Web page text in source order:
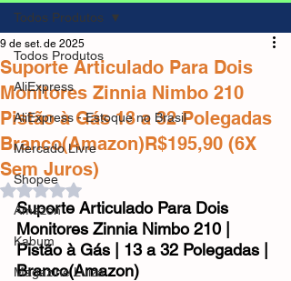
Todos Produtos
AliExpress
AliExpress - Estoque no Brasil
Mercado Livre
Shopee
Amazon
Kabum
Magazine Luiza
Todos Produtos
Suporte Articulado Para Dois
Monitores Zinnia Nimbo 210
Pistão à Gás 13 a 32 Polegadas
Branco(Amazon)R$195,90 (6X
Sem Juros)
9 de set. de 2025
Avaliado com NaN de 5 estrelas.
Suporte Articulado Para Dois
Monitores Zinnia Nimbo 210 |
Pistão à Gás | 13 a 32 Polegadas |
Branco(Amazon)